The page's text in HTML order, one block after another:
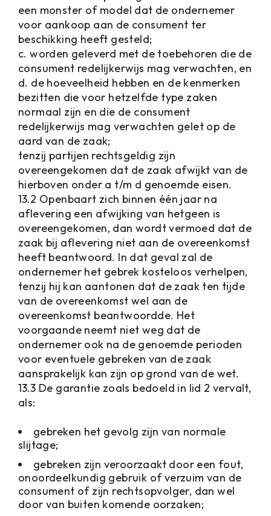
een monster of model dat de ondernemer
voor aankoop aan de consument ter
beschikking heeft gesteld;
c. worden geleverd met de toebehoren die de
consument redelijkerwijs mag verwachten, en
d. de hoeveelheid hebben en de kenmerken
bezitten die voor hetzelfde type zaken
normaal zijn en die de consument
redelijkerwijs mag verwachten gelet op de
aard van de zaak;
tenzij partijen rechtsgeldig zijn
overeengekomen dat de zaak afwijkt van de
hierboven onder a t/m d genoemde eisen.
13.2 Openbaart zich binnen één jaar na
aflevering een afwijking van hetgeen is
overeengekomen, dan wordt vermoed dat de
zaak bij aflevering niet aan de overeenkomst
heeft beantwoord. In dat geval zal de
ondernemer het gebrek kosteloos verhelpen,
tenzij hij kan aantonen dat de zaak ten tijde
van de overeenkomst wel aan de
overeenkomst beantwoordde. Het
voorgaande neemt niet weg dat de
ondernemer ook na de genoemde perioden
voor eventuele gebreken van de zaak
aansprakelijk kan zijn op grond van de wet.
13.3 De garantie zoals bedoeld in lid 2 vervalt,
als:
gebreken het gevolg zijn van normale
slijtage;
gebreken zijn veroorzaakt door een fout,
onoordeelkundig gebruik of verzuim van de
consument of zijn rechtsopvolger, dan wel
door van buiten komende oorzaken;